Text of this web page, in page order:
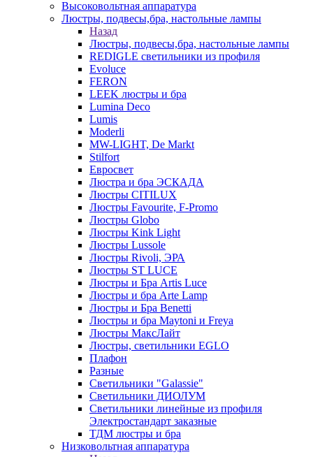
Высоковольтная аппаратура
Люстры, подвесы,бра, настольные лампы
Назад
Люстры, подвесы,бра, настольные лампы
REDIGLE светильники из профиля
Evoluce
FERON
LEEK люстры и бра
Lumina Deco
Lumis
Moderli
MW-LIGHT, De Markt
Stilfort
Евросвет
Люстра и бра ЭСКАДА
Люстры CITILUX
Люстры Favourite, F-Promo
Люстры Globo
Люстры Kink Light
Люстры Lussole
Люстры Rivoli, ЭРА
Люстры ST LUCE
Люстры и Бра Artis Luce
Люстры и бра Arte Lamp
Люстры и Бра Benetti
Люстры и бра Maytoni и Freya
Люстры МаксЛайт
Люстры, светильники EGLO
Плафон
Разные
Светильники "Galassie"
Светильники ДИОЛУМ
Светильники линейные из профиля
Электростандарт заказные
ТДМ люстры и бра
Низковольтная аппаратура